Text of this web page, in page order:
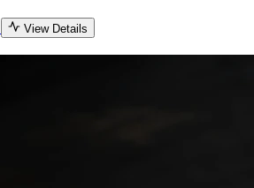
View Details